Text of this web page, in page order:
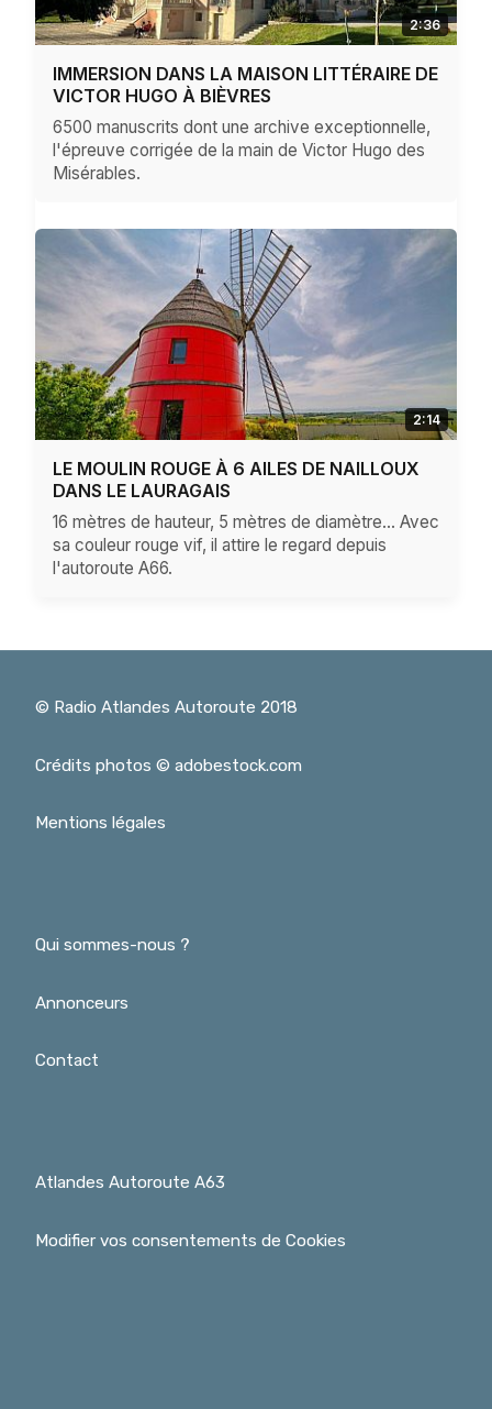
2:36
IMMERSION DANS LA MAISON LITTÉRAIRE DE
VICTOR HUGO À BIÈVRES
6500 manuscrits dont une archive exceptionnelle,
l'épreuve corrigée de la main de Victor Hugo des
Misérables.
2:14
LE MOULIN ROUGE À 6 AILES DE NAILLOUX
DANS LE LAURAGAIS
16 mètres de hauteur, 5 mètres de diamètre... Avec
sa couleur rouge vif, il attire le regard depuis
l'autoroute A66.
© Radio Atlandes Autoroute 2018
Crédits photos © adobestock.com
Mentions légales
Qui sommes-nous ?
Annonceurs
Contact
Atlandes Autoroute A63
Modifier vos consentements de Cookies